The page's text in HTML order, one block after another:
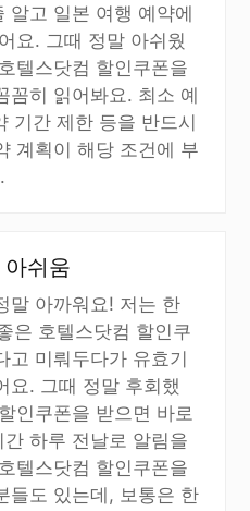
알고 일본 여행 예약에
요. 그때 정말 아쉬웠
텔스닷컴 할인쿠폰을
꼼히 읽어봐요. 최소 예
기간 제한 등을 반드시
계획이 해당 조건에 부
쉬움
말 아까워요! 저는 한
은 호텔스닷컴 할인쿠
고 미뤄두다가 유효기
요. 그때 정말 후회했
인쿠폰을 받으면 바로
하루 전날로 알림을
텔스닷컴 할인쿠폰을
들도 있는데, 보통은 한